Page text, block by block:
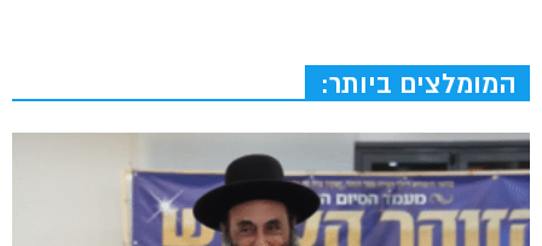
המומלצים ביותר: